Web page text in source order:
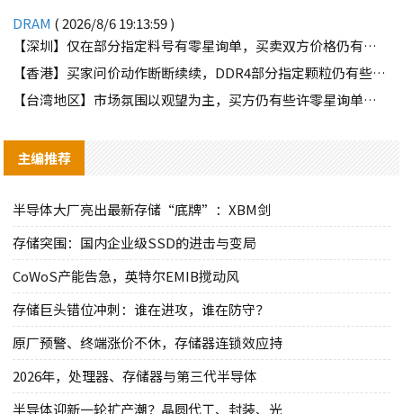
DRAM ( 2026/8/6 19:13:59 )
【深圳】仅在部分指定料号有零星询单，买卖双方价格仍有差距
【香港】买家问价动作断断续续，DDR4部分指定颗粒仍有些许询单
【台湾地区】市场氛围以观望为主，买方仍有些许零星询单释出
主编推荐
半导体大厂亮出最新存储“底牌”：XBM剑
存储突围：国内企业级SSD的进击与变局
CoWoS产能告急，英特尔EMIB搅动风
存储巨头错位冲刺：谁在进攻，谁在防守？
原厂预警、终端涨价不休，存储器连锁效应持
2026年，处理器、存储器与第三代半导体
半导体迎新一轮扩产潮？晶圆代工、封装、光